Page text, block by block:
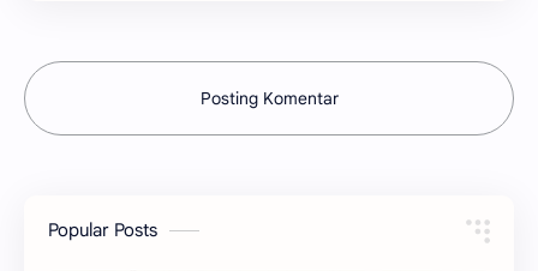
Posting Komentar
Popular Posts